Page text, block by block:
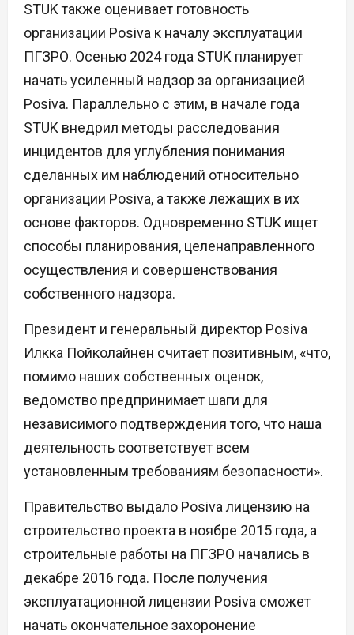
STUK также оценивает готовность
организации Posiva к началу эксплуатации
ПГЗРО. Осенью 2024 года STUK планирует
начать усиленный надзор за организацией
Posiva. Параллельно с этим, в начале года
STUK внедрил методы расследования
инцидентов для углубления понимания
сделанных им наблюдений относительно
организации Posiva, а также лежащих в их
основе факторов. Одновременно STUK ищет
способы планирования, целенаправленного
осуществления и совершенствования
собственного надзора.
Президент и генеральный директор Posiva
Илкка Пойколайнен считает позитивным, «что,
помимо наших собственных оценок,
ведомство предпринимает шаги для
независимого подтверждения того, что наша
деятельность соответствует всем
установленным требованиям безопасности».
Правительство выдало Posiva лицензию на
строительство проекта в ноябре 2015 года, а
строительные работы на ПГЗРО начались в
декабре 2016 года. После получения
эксплуатационной лицензии Posiva сможет
начать окончательное захоронение